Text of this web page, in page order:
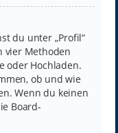
du unter „Profil“
vier Methoden
oder Hochladen.
ob und wie
Wenn du keinen
Board-